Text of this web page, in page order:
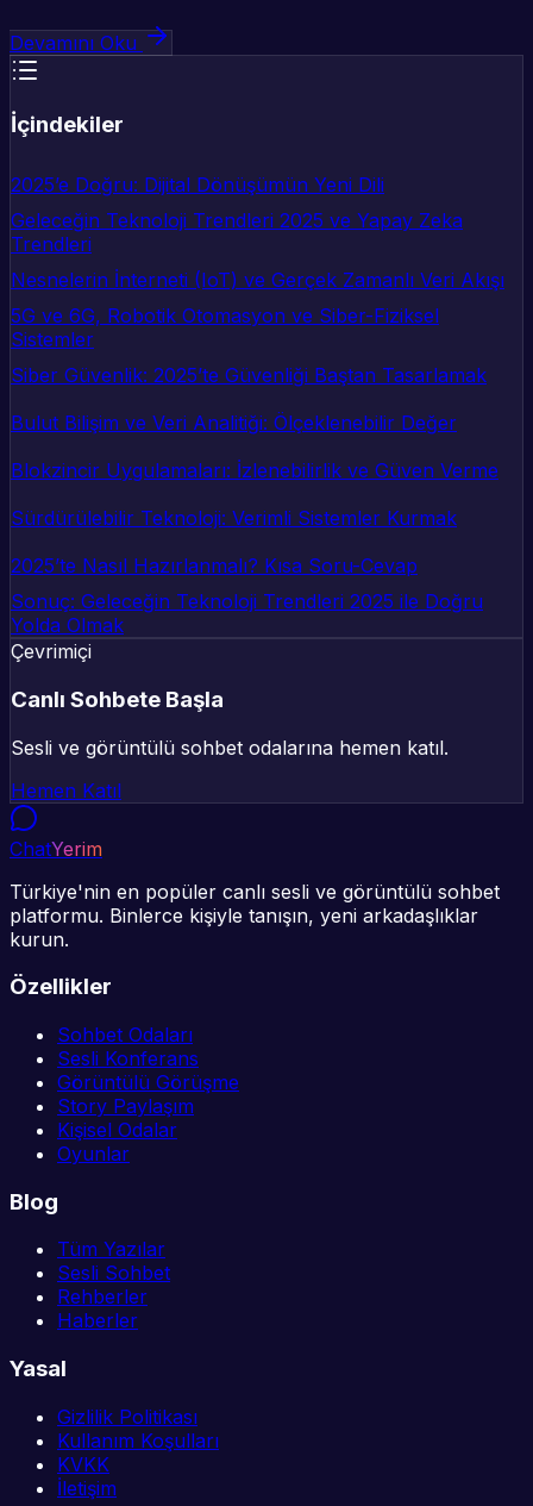
Devamını Oku
İçindekiler
2025’e Doğru: Dijital Dönüşümün Yeni Dili
Geleceğin Teknoloji Trendleri 2025 ve Yapay Zeka
Trendleri
Nesnelerin İnterneti (IoT) ve Gerçek Zamanlı Veri Akışı
5G ve 6G, Robotik Otomasyon ve Siber-Fiziksel
Sistemler
Siber Güvenlik: 2025’te Güvenliği Baştan Tasarlamak
Bulut Bilişim ve Veri Analitiği: Ölçeklenebilir Değer
Blokzincir Uygulamaları: İzlenebilirlik ve Güven Verme
Sürdürülebilir Teknoloji: Verimli Sistemler Kurmak
2025’te Nasıl Hazırlanmalı? Kısa Soru-Cevap
Sonuç: Geleceğin Teknoloji Trendleri 2025 ile Doğru
Yolda Olmak
Çevrimiçi
Canlı Sohbete Başla
Sesli ve görüntülü sohbet odalarına hemen katıl.
Hemen Katıl
ChatYerim
Türkiye'nin en popüler canlı sesli ve görüntülü sohbet
platformu. Binlerce kişiyle tanışın, yeni arkadaşlıklar
kurun.
Özellikler
Sohbet Odaları
Sesli Konferans
Görüntülü Görüşme
Story Paylaşım
Kişisel Odalar
Oyunlar
Blog
Tüm Yazılar
Sesli Sohbet
Rehberler
Haberler
Yasal
Gizlilik Politikası
Kullanım Koşulları
KVKK
İletişim